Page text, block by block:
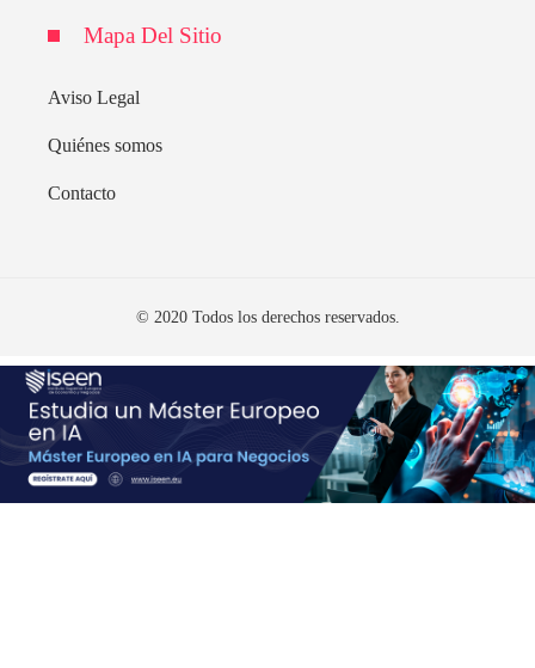
Mapa Del Sitio
Aviso Legal
Quiénes somos
Contacto
© 2020 Todos los derechos reservados.